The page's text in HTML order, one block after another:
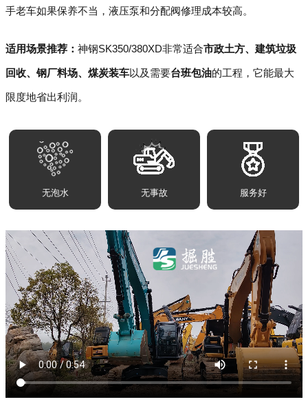
手老车如果保养不当，液压泵和分配阀修理成本较高。
适用场景推荐： 神钢SK350/380XD非常适合市政土方、建筑垃圾
回收、钢厂料场、煤炭装车以及需要台班包油的工程，它能最大
限度地省出利润。
无泡水 无事故 服务好